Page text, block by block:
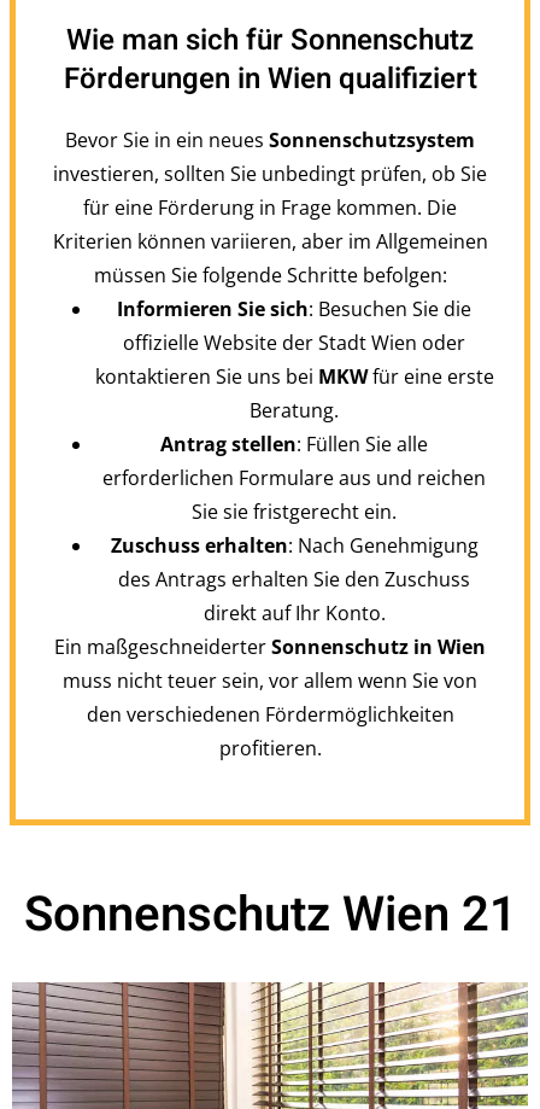
Wie man sich für Sonnenschutz
Förderungen in Wien qualifiziert
Bevor Sie in ein neues Sonnenschutzsystem
investieren, sollten Sie unbedingt prüfen, ob Sie
für eine Förderung in Frage kommen. Die
Kriterien können variieren, aber im Allgemeinen
müssen Sie folgende Schritte befolgen:
Informieren Sie sich: Besuchen Sie die
offizielle Website der Stadt Wien oder
kontaktieren Sie uns bei MKWfür eine erste
Beratung.
Antrag stellen: Füllen Sie alle
erforderlichen Formulare aus und reichen
Sie sie fristgerecht ein.
Zuschuss erhalten: Nach Genehmigung
des Antrags erhalten Sie den Zuschuss
direkt auf Ihr Konto.
Ein maßgeschneiderterSonnenschutz in Wien
muss nicht teuer sein, vor allem wenn Sie von
den verschiedenen Fördermöglichkeiten
profitieren.
Sonnenschutz Wien 21